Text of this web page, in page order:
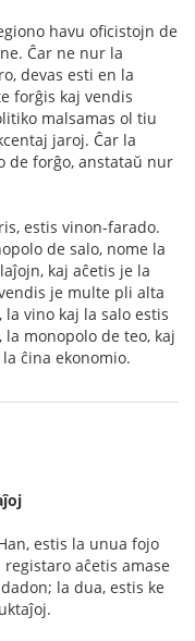
havu oficistojn de
Ĉar ne nur la
devas esti en la
forĝis kaj vendis
malsamas ol tiu
jaroj. Ĉar la
de forĝo, anstataŭ nur
estis vinon-farado.
de salo, nome la
kaj aĉetis je la
je multe pli alta
vino kaj la salo estis
monopolo de teo, kaj
ĉina ekonomio.
estis la unua fojo
aĉetis amase
la dua, estis ke